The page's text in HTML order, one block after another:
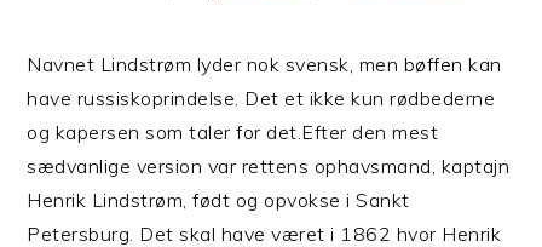
Navnet Lindstrøm lyder nok svensk, men bøffen kan
have russiskoprindelse. Det et ikke kun rødbederne
og kapersen som taler for det.Efter den mest
sædvanlige version var rettens ophavsmand, kaptajn
Henrik Lindstrøm, født og opvokse i Sankt
Petersburg. Det skal have været i 1862 hvor Henrik